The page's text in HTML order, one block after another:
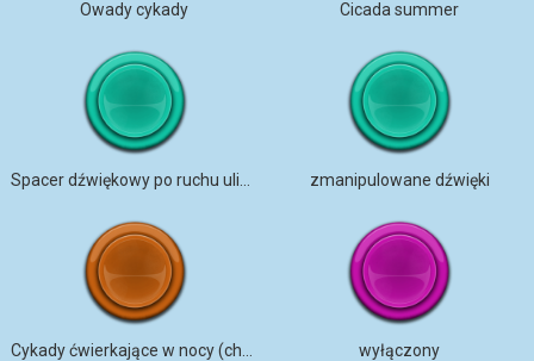
Owady cykady Cicada summer
zmanipulowane dźwięki
wyłączony